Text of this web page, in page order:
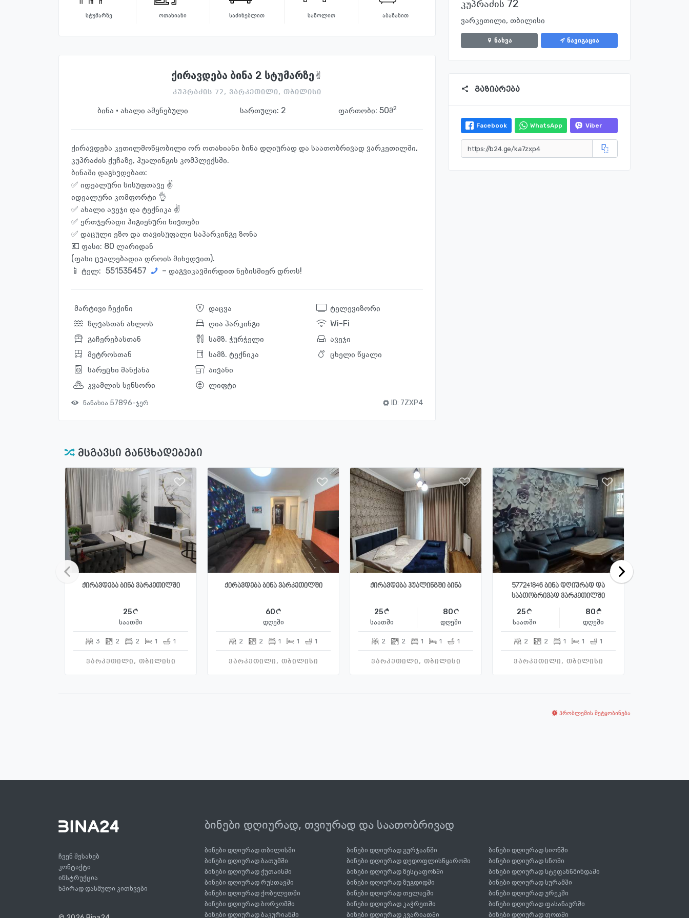
სტუმარზე ოთახიანი საძინებლით საწოლით აბაზანით
ქირავდება ბინა 2 სტუმარზე✌️
კუპრაძის 72, ვარკეთილი, თბილისი
ბინა · ახალი აშენებული სართული: 2 ფართობი: 50მ2
ქირავდება კეთილმოწყობილი ორ ოთახიანი ბინა დღიურად და საათობრივად ვარკეთილში,
კუპრაძის ქუჩაზე, ჰუალინგის კომპლექსში.
ბინაში დაგხვდებათ:
✅ იდეალური სისუფთავე ✌️
იდეალური კომფორტი 👌
✅ ახალი ავეჯი და ტექნიკა ✌️
✅ ერთჯერადი ჰიგიენური ნივთები
✅ დაცული ეზო და თავისუფალი საპარკინგე ზონა
💶 ფასი: 80 ლარიდან
(ფასი ცვალებადია დროის მიხედვით).
📱 ტელ: 551535457 – დაგვიკავშირდით ნებისმიერ დროს!
მარტივი ჩექინი
ზღვასთან ახლოს
გაჩერებასთან
მეტროსთან
სარეცხი მანქანა
კვამლის სენსორი
დაცვა
ღია პარკინგი
სამზ. ჭურჭელი
სამზ. ტექნიკა
აივანი
ლიფტი
ტელევიზორი
Wi-Fi
ავეჯი
ცხელი წყალი
ნანახია 57896-ჯერ ID: 7ZXP4
კუპრაძის 72
ვარკეთილი, თბილისი
ნახვა ნავიგაცია
გაზიარება
Facebook WhatsApp Viber
მსგავსი განცხადებები
ქირავდება ბინა ვარკეთილში
25
საათში
3 2 2 1 1
ვარკეთილი, თბილისი
ქირავდება ბინა ვარკეთილში
60
დღეში
2 2 1 1 1
ვარკეთილი, თბილისი
ქირავდება ჰუალინგში ბინა
25
საათში
80
დღეში
2 2 1 1 1
ვარკეთილი, თბილისი
577241846 ბინა დღიურად და
საათობრივად ვარკეთილში
25
საათში
80
დღეში
2 2 1 1 1
ვარკეთილი, თბილისი
პრობლემის შეტყობინება
ჩვენ შესახებ
კონტაქტი
ინსტრუქცია
ხშირად დასმული კითხვები
ბინები დღიურად, თვიურად და საათობრივად
ბინები დღიურად თბილისში
ბინები დღიურად ბათუმში
ბინები დღიურად ქუთაისში
ბინები დღიურად რუსთავში
ბინები დღიურად ქობულეთში
ბინები დღიურად ბორჯომში
ბინები დღიურად ბაკურიანში
ბინები დღიურად გურჯაანში
ბინები დღიურად დედოფლისწყაროში
ბინები დღიურად ზესტაფონში
ბინები დღიურად ზუგდიდში
ბინები დღიურად თელავში
ბინები დღიურად კაჭრეთში
ბინები დღიურად კვარიათში
ბინები დღიურად სიონში
ბინები დღიურად სნოში
ბინები დღიურად სტეფანწმინდაში
ბინები დღიურად სურამში
ბინები დღიურად ურეკში
ბინები დღიურად ფასანაურში
ბინები დღიურად ფოთში